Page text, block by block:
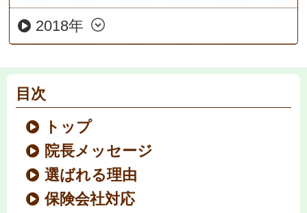
2018年
目次
トップ
院長メッセージ
選ばれる理由
保険会社対応